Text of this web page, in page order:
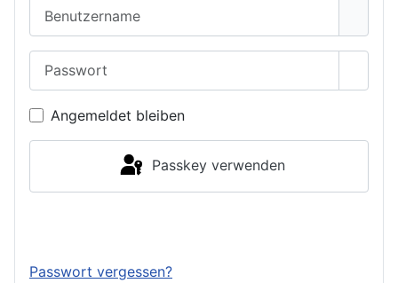
Angemeldet bleiben
Passkey verwenden
Passwort vergessen?